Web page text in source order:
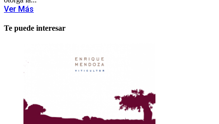
Ver Más
Te puede interesar